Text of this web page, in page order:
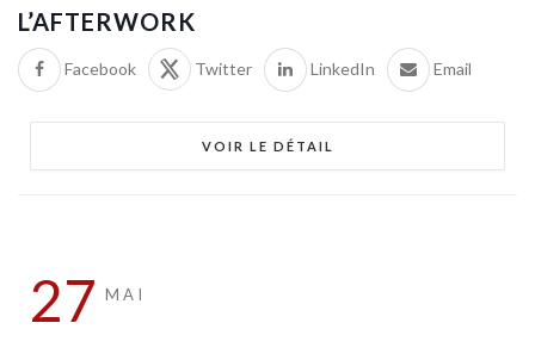
L’AFTERWORK
Facebook Twitter LinkedIn Email
VOIR LE DÉTAIL
27 MAI